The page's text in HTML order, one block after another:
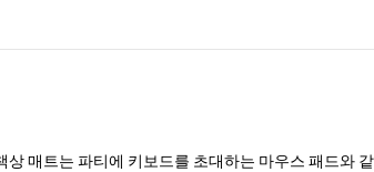
상 매트는 파티에 키보드를 초대하는 마우스 패드와